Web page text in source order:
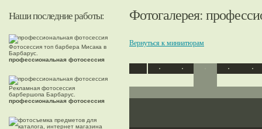
Наши последние работы:
Фотосессия топ барбера Мисака в
Барбарус.
профессиональная фотосессия
Рекламная фотосессия
барбершопа Барбарус.
профессиональная фотосессия
Фотогалерея:
Вернуться к миниатюрам